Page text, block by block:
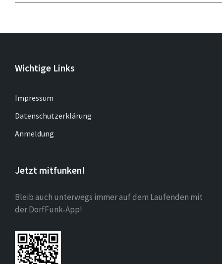
Wichtige Links
Impressum
Datenschutzerklärung
Anmeldung
Jetzt mitfunken!
Bleib auch unterwegs immer auf dem Laufenden mit
der DorfFunk-App!